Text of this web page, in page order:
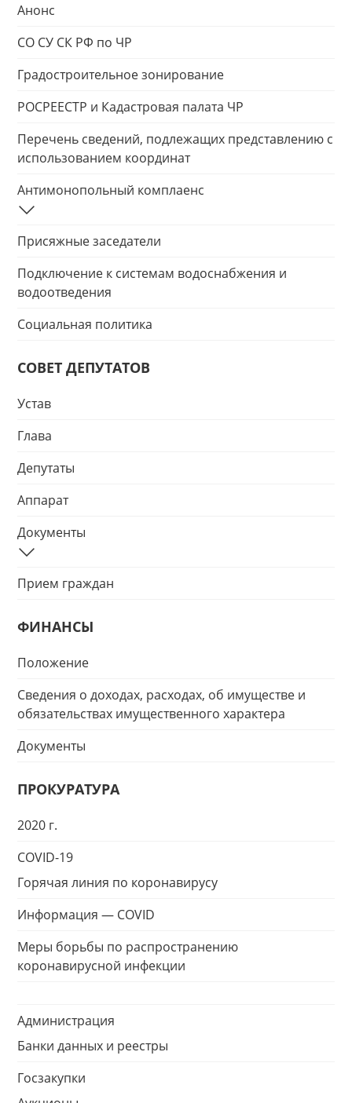
Анонс
СО СУ СК РФ по ЧР
Градостроительное зонирование
РОСРЕЕСТР и Кадастровая палата ЧР
Перечень сведений, подлежащих представлению с
использованием координат
Антимонопольный комплаенс
Присяжные заседатели
Подключение к системам водоснабжения и
водоотведения
Социальная политика
СОВЕТ ДЕПУТАТОВ
Устав
Глава
Депутаты
Аппарат
Документы
Прием граждан
ФИНАНСЫ
Положение
Сведения о доходах, расходах, об имуществе и
обязательствах имущественного характера
Документы
ПРОКУРАТУРА
2020 г.
COVID-19
Горячая линия по коронавирусу
Информация — COVID
Меры борьбы по распространению
коронавирусной инфекции
Администрация
Банки данных и реестры
Госзакупки